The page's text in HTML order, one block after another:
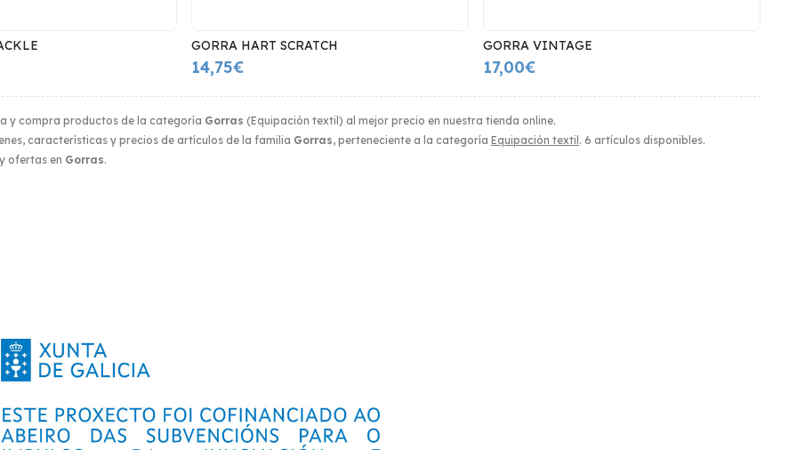
y compra productos de la categoría Gorras (Equipación textil) al mejor precio en nuestra tienda online.
características y precios de artículos de la familia Gorras, perteneciente a la categoría Equipación textil . 6 artículos disponibles.
ofertas en Gorras.
GORRA HART SCRATCH
14,75€
GORRA VINTAGE
17,00€